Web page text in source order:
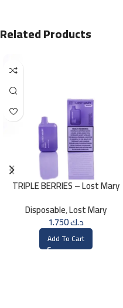
Related Products
TRIPLE BERRIES – Lost Mary
Disposable,Lost Mary
د.ك1.750
Add To Cart